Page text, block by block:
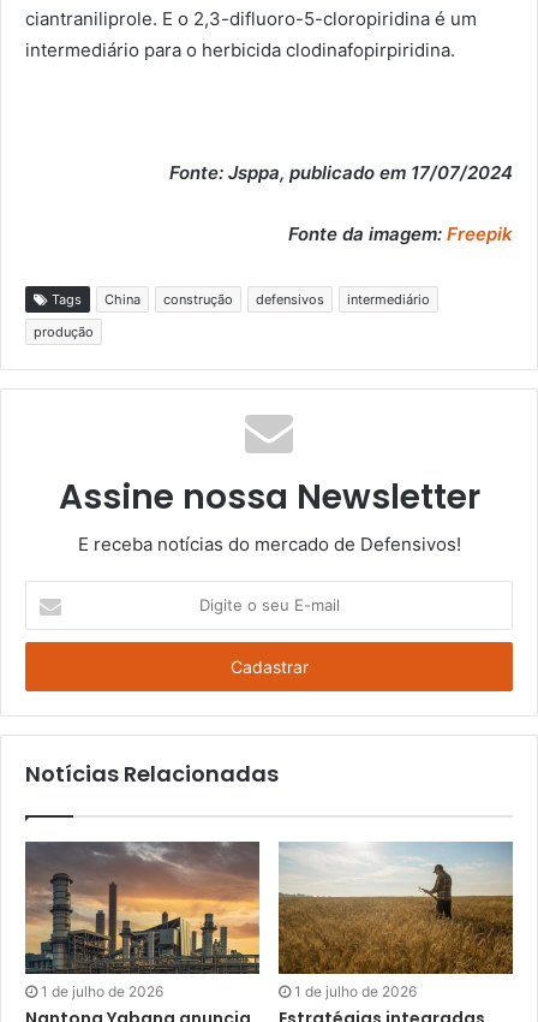
ciantraniliprole. E o 2,3-difluoro-5-cloropiridina é um
intermediário para o herbicida clodinafopirpiridina.
Fonte: Jsppa, publicado em 17/07/2024
Fonte da imagem: Freepik
Tags China construção defensivos
intermediário
produção
Assine nossa Newsletter
E receba notícias do mercado de Defensivos!
seu
mail
Notícias Relacionadas
1 de julho de 2026 1 de julho de 2026